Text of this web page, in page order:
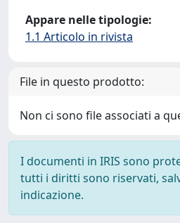
Appare nelle tipologie:
1.1 Articolo in rivista
File in questo prodotto:
Non ci sono file associati a
I documenti in IRIS sono
tutti i diritti sono riservati,
indicazione.